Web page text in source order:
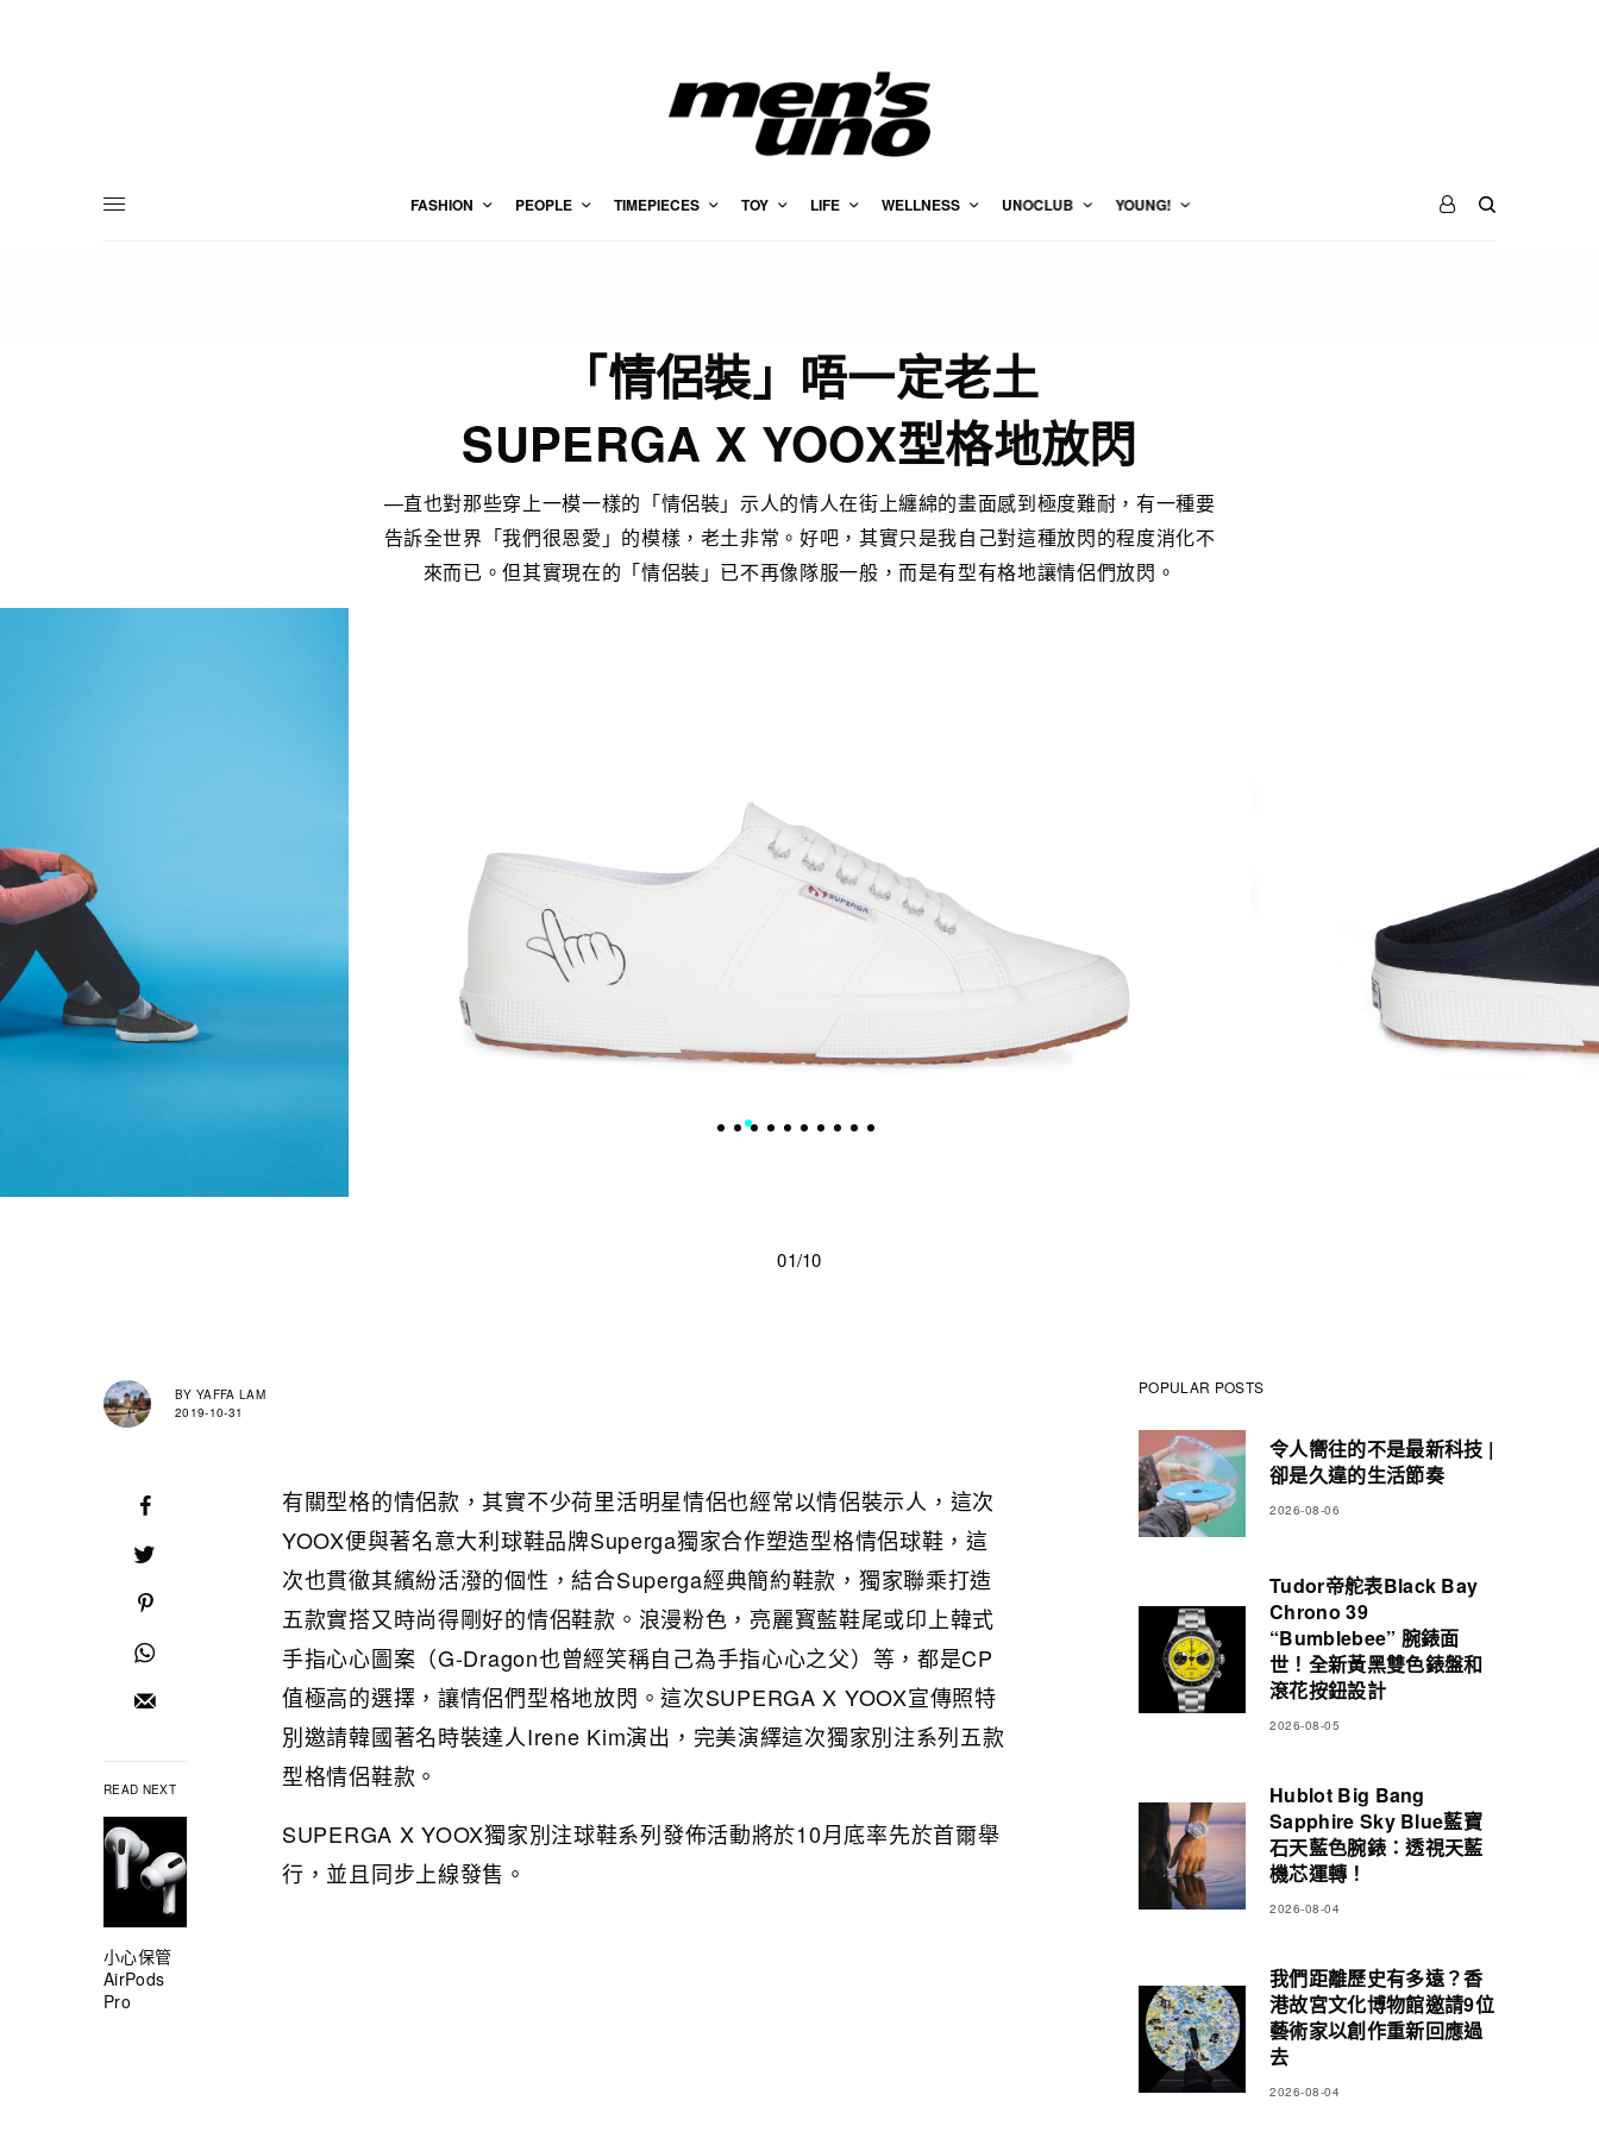
FASHION PEOPLE TIMEPIECES TOY LIFE WELLNESS UNOCLUB YOUNG!
「情侶裝」唔一定老土
SUPERGA X YOOX型格地放閃
—直也對那些穿上一模一樣的「情侶裝」示人的情人在街上纏綿的畫面感到極度難耐，有一種要
告訴全世界「我們很恩愛」的模樣，老土非常。好吧，其實只是我自己對這種放閃的程度消化不
來而已。但其實現在的「情侶裝」已不再像隊服一般，而是有型有格地讓情侶們放閃。
01/10
BY YAFFA LAM
2019-10-31
READ NEXT
小心保管
AirPods
Pro
有關型格的情侶款，其實不少荷里活明星情侶也經常以情侶裝示人，這次
YOOX便與著名意大利球鞋品牌Superga獨家合作塑造型格情侶球鞋，這
次也貫徹其繽紛活潑的個性，結合Superga經典簡約鞋款，獨家聯乘打造
五款實搭又時尚得剛好的情侶鞋款。浪漫粉色，亮麗寳藍鞋尾或印上韓式
手指心心圖案（G-Dragon也曾經笑稱自己為手指心心之父）等，都是CP
值極高的選擇，讓情侶們型格地放閃。這次SUPERGA X YOOX宣傳照特
別邀請韓國著名時裝達人Irene Kim演出，完美演繹這次獨家別注系列五款
型格情侶鞋款。
SUPERGA X YOOX獨家別注球鞋系列發佈活動將於10月底率先於首爾舉
行，並且同步上線發售。
POPULAR POSTS
令人嚮往的不是最新科技 |
卻是久違的生活節奏
2026-08-06
Tudor帝舵表Black Bay
Chrono 39
“Bumblebee” 腕錶面
世！全新黃黑雙色錶盤和
滾花按鈕設計
2026-08-05
Hublot Big Bang
Sapphire Sky Blue藍寶
石天藍色腕錶：透視天藍
機芯運轉！
2026-08-04
我們距離歷史有多遠？香
港故宮文化博物館邀請9位
藝術家以創作重新回應過
去
2026-08-04